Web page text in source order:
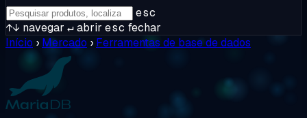
esc
↑↓ navegar ↵abrir esc fechar
Início › Mercado › Ferramentas de base de dados